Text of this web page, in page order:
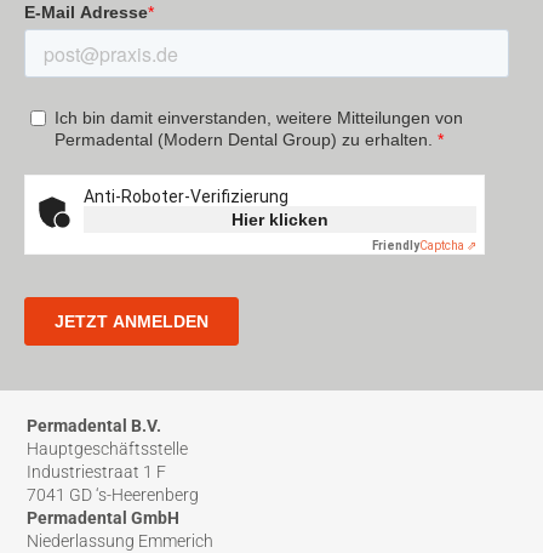
Permadental B.V.
Hauptgeschäftsstelle
Industriestraat 1 F
7041 GD ‘s-Heerenberg
Permadental GmbH
Niederlassung Emmerich